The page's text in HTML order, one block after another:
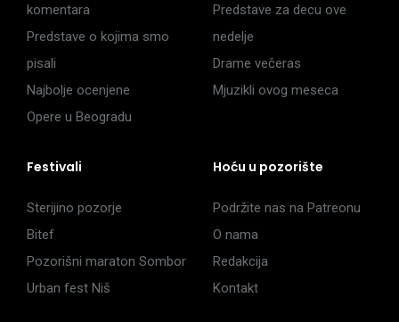
komentara
Predstave o kojima smo
pisali
Najbolje ocenjene
Opere u Beogradu
Predstave za decu ove
nedelje
Drame večeras
Mjuzikli ovog meseca
Festivali
Sterijino pozorje
Bitef
Pozorišni maraton Sombor
Urban fest Niš
Hoću u pozorište
Podržite nas na Patreonu
O nama
Redakcija
Kontakt